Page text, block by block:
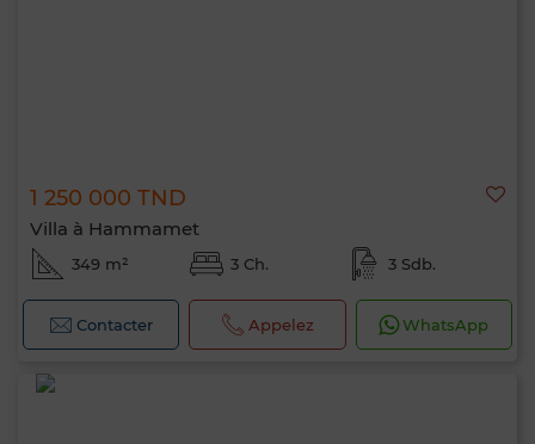
1 250 000 TND
Villa à Hammamet
349 m² 3 Ch. 3 Sdb.
Contacter Appelez WhatsApp